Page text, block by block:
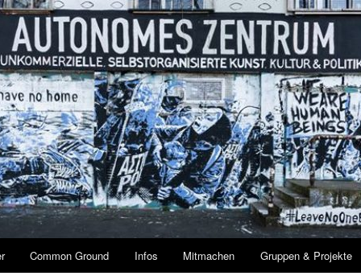
Common Ground Infos Mitmachen Gruppen & Projekte